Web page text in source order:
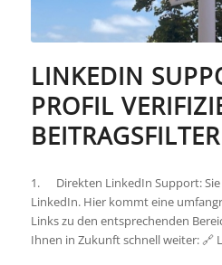
LINKEDIN
PROFIL
BEITRAGSFILTER
1. Direkten LinkedIn Support: Sie
LinkedIn. Hier kommt eine
Links zu den entsprechenden
Ihnen in Zukunft schnell weiter: 🔗